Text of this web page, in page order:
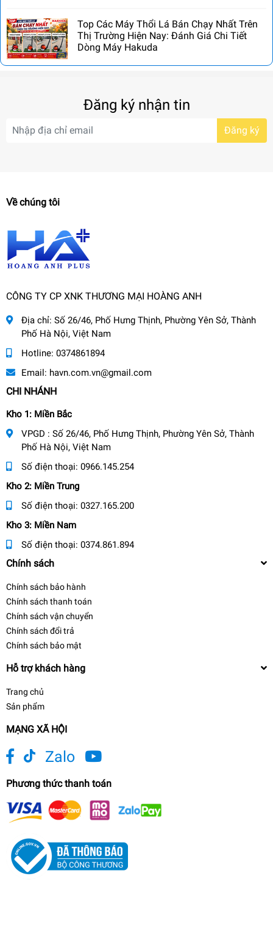
Top Các Máy Thổi Lá Bán Chạy Nhất Trên
Thị Trường Hiện Nay: Đánh Giá Chi Tiết
Dòng Máy Hakuda
Đăng ký nhận tin
Đăng ký
Về chúng tôi
CÔNG TY CP XNK THƯƠNG MẠI HOÀNG ANH
Địa chỉ: Số 26/46, Phố Hưng Thịnh, Phường Yên Sở, Thành
Phố Hà Nội, Việt Nam
Hotline: 0374861894
Email: havn.com.vn@gmail.com
CHI NHÁNH
Kho 1: Miền Bắc
VPGD : Số 26/46, Phố Hưng Thịnh, Phường Yên Sở, Thành
Phố Hà Nội, Việt Nam
Số điện thoại: 0966.145.254
Kho 2: Miền Trung
Số điện thoại: 0327.165.200
Kho 3: Miền Nam
Số điện thoại: 0374.861.894
Chính sách
Chính sách bảo hành
Chính sách thanh toán
Chính sách vận chuyển
Chính sách đổi trả
Chính sách bảo mật
Hỗ trợ khách hàng
Trang chủ
Sản phẩm
MẠNG XÃ HỘI
Zalo
Phương thức thanh toán